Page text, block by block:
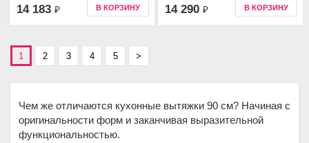
14 183 ₽ В КОРЗИНУ 14 290 ₽ В КОРЗИНУ
1 2 3 4 5 >
Чем же отличаются кухонные вытяжки 90 см? Начиная с
оригинальности форм и заканчивая выразительной
функциональностью.